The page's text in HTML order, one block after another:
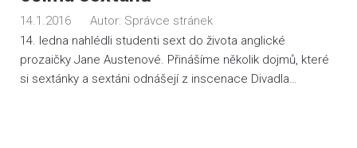
1.
2016
14.1.2016 Autor: Správce stránek
14. ledna nahlédli studenti sext do života anglické
prozaičky Jane Austenové. Přinášíme několik dojmů, které
si sextánky a sextáni odnášejí z inscenace Divadla…